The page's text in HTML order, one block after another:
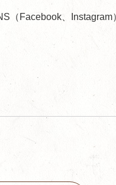
（Facebook、Instagram